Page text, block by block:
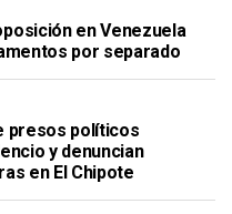
en Venezuela
por separado
presos políticos
y denuncian
en El Chipote